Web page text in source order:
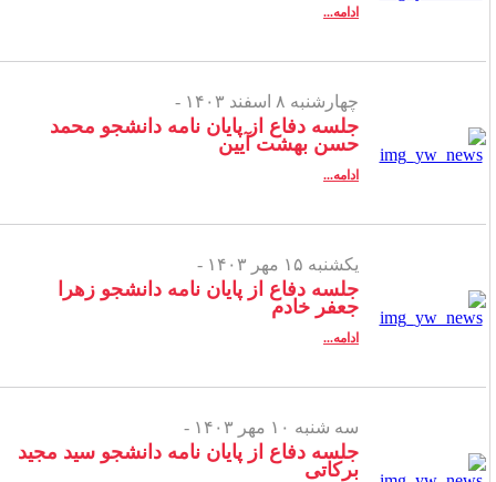
ادامه...
چهارشنبه ۸ اسفند ۱۴۰۳ -
جلسه دفاع از پایان نامه دانشجو محمد
حسن بهشت آیین
ادامه...
یکشنبه ۱۵ مهر ۱۴۰۳ -
جلسه دفاع از پایان نامه دانشجو زهرا
جعفر خادم
ادامه...
سه شنبه ۱۰ مهر ۱۴۰۳ -
جلسه دفاع از پایان نامه دانشجو سید مجید
برکاتی